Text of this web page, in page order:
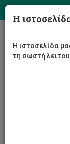
Διοικητικές
Εργασιακό
Η
Η ιστοσελίδα
τη σωστή